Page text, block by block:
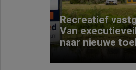
Recreatief
Van
naar nieuwe